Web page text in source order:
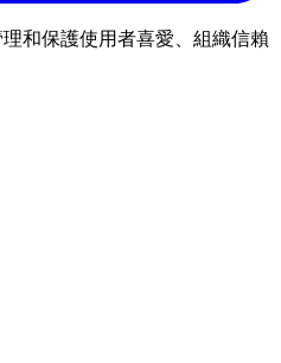
和保護使用者喜愛、組織信賴